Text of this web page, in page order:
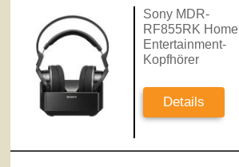
Sony MDR-
RF855RK Home
Entertainment-
Kopfhörer
Details